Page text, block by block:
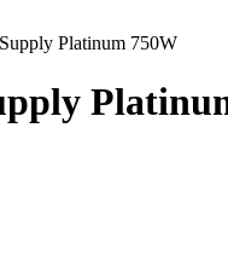
Platinum 750W